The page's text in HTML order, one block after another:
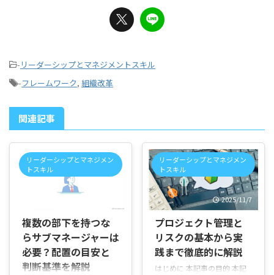
- リーダーシップとマネジメントスキル
-フレームワーク, 組織改革
関連記事
リーダーシップとマネジメン
トスキル
複数の部下を持つな
らサブマネージャーは
必要？配置の目安と
判断基準を解説
リーダーシップとマネジメン
トスキル
2025/11/7
プロジェクト管理と
リスクの基本から実
践まで徹底的に解説
はじめに 本記事の目的 本記